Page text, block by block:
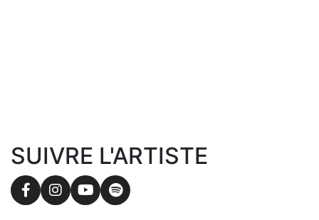
SUIVRE L'ARTISTE
Facebook
Instagram
YouTubeSpotify